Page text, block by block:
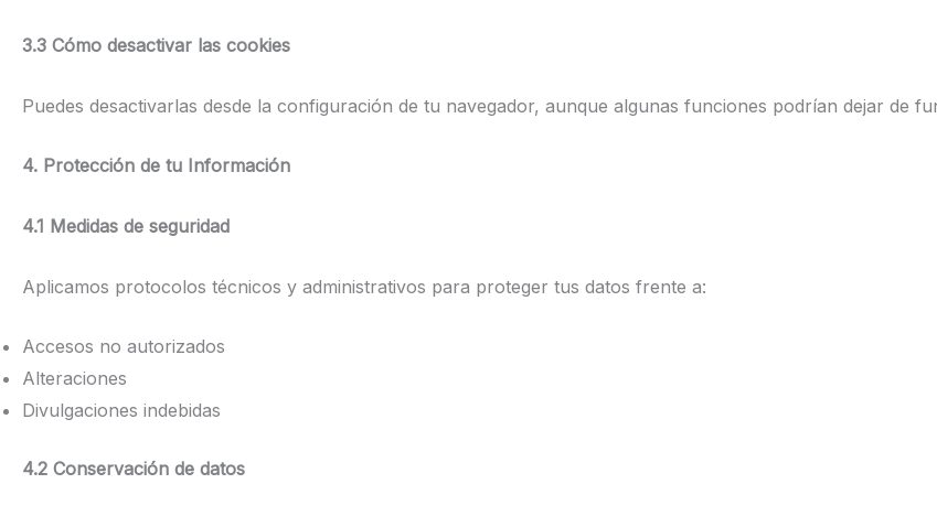
3.3 Cómo desactivar las cookies
Puedes desactivarlas desde la configuración de tu navegador, aunque algunas funciones podrían dejar de
4. Protección de tu Información
4.1 Medidas de seguridad
Aplicamos protocolos técnicos y administrativos para proteger tus datos frente a:
Accesos no autorizados
Alteraciones
Divulgaciones indebidas
4.2 Conservación de datos